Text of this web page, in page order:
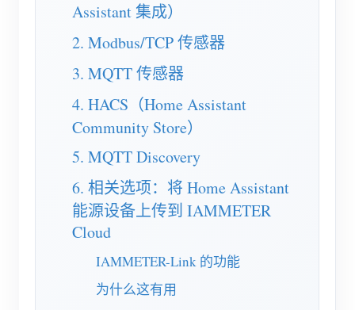
光伏系统能源监控
用电监控
光伏热水器控制系统
家庭自动化
工厂能源监控
商店
资源
产品快速开始
文档
教程视频
常见问题
新闻
博客
社区
贡献者计划
IAMMETER 活动
论坛
应用商店
站点探索
光伏排名
解决方案
关于我们
Assistant 集成）
2. Modbus/TCP 传感器
3. MQTT 传感器
4. HACS（Home Assistant
Community Store）
5. MQTT Discovery
6. 相关选项：将 Home Assistant
能源设备上传到 IAMMETER
Cloud
IAMMETER-Link 的功能
为什么这有用